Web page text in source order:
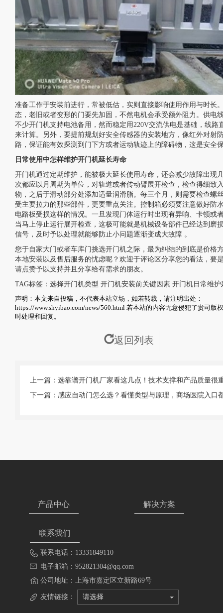
准备工作于安装前进行，常被低估，实则直接影响使用作用与时长
态，老旧或者变形的门要先加固，不然电机会承受额外阻力。供电
不少开门机支持电池备用，然而稳定用220V交流供电是基础，线路
来计算。另外，要提前规划好安全传感器的安装地方，像红外对射
路，保证能有效探测到门下方或者运动轨迹上的障碍物，这是安全
日常使用中怎样维护开门机延长寿命
开门机通过定期维护，能被极大延长使用寿命，还会减少故障出现
次都应以月周期为单位，对轨道或者传动臂展开检查，检查得细致
物，之后于滑动部分处添加适量润滑脂。每三个月，则需要检查螺
受主要拉力的那些部件，更要重点关注。控制箱必须要注意做好防
电路板受损这样的情况。一旦发现门体运行时出现有异响、卡顿或
当马上停止运行展开检查，这极可能就是机械设备部件已经达到磨
信号，及时予以处理就能够防止小问题逐渐变成大故障 。
您于自家大门或者车库门挑选开门机之际，最为纠结的到底是价格
本地安装以及售后服务的忧虑呢？欢迎于评论区分享您的看法，要
请点赞予以支持并且分享给有需求的朋友。
TAG标签： 选择开门机类型 开门机安装前关键因素 开门机日常维护
声明：本文来自投稿，不代表本站立场，如若转载，请注明出处：
https://www.shyibao.com/news/560.html 若本站的内容无意侵犯了贵司版
时处理和回复。
返回列表
上一篇：选靠谱开门机厂家看这几点！技术支撑和产品质量很
下一篇：感应自动门怎么选？看懂类型与原理，商场医院入口
产品中心 解决方案
联系我们
联系电话：13331849110
电子邮箱：952821304@qq.com
公司地址：上海市嘉定区立新路69号
友情链接： 请选择